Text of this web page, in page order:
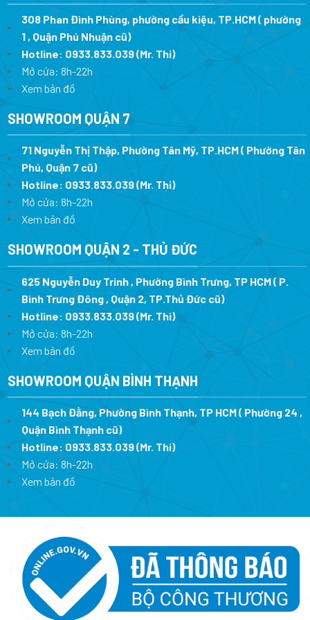
308 Phan Đình Phùng, phường cầu kiệu, TP.HCM ( phường
1 , Quận Phú Nhuận cũ)
Hotline: 0933.833.039(Mr. Thi)
Mở cửa: 8h-22h
Xem bản đồ
SHOWROOM QUẬN 7
71 Nguyễn Thị Thập, Phường Tân Mỹ, TP.HCM ( Phường Tân
Phú, Quận 7 cũ)
Hotline: 0933.833.039(Mr. Thi)
Mở cửa: 8h-22h
Xem bản đồ
SHOWROOM QUẬN 2 - THỦ ĐỨC
625 Nguyễn Duy Trinh , Phường Bình Trưng, TP HCM ( P.
Bình Trưng Đông , Quận 2, TP.Thủ Đức cũ)
Hotline: 0933.833.039(Mr. Thi)
Mở cửa: 8h-22h
Xem bản đồ
SHOWROOM QUẬN BÌNH THẠNH
144 Bạch Đằng, Phường Bình Thạnh, TP HCM ( Phường 24 ,
Quận Bình Thạnh cũ)
Hotline: 0933.833.039(Mr. Thi)
Mở cửa: 8h-22h
Xem bản đồ